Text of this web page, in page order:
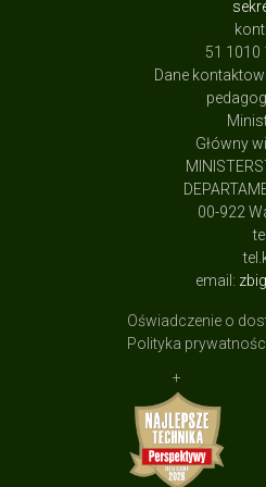
51 1010
Dane
Główny
00-922
email:
Oświadczenie o
Polityka
+